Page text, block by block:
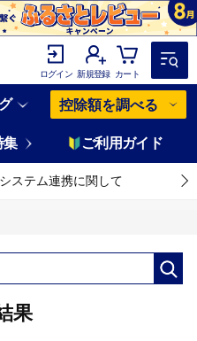
ログイン 新規登録 カート
控除額を調べる
集 ご利用ガイド
ステム連携に関して
果